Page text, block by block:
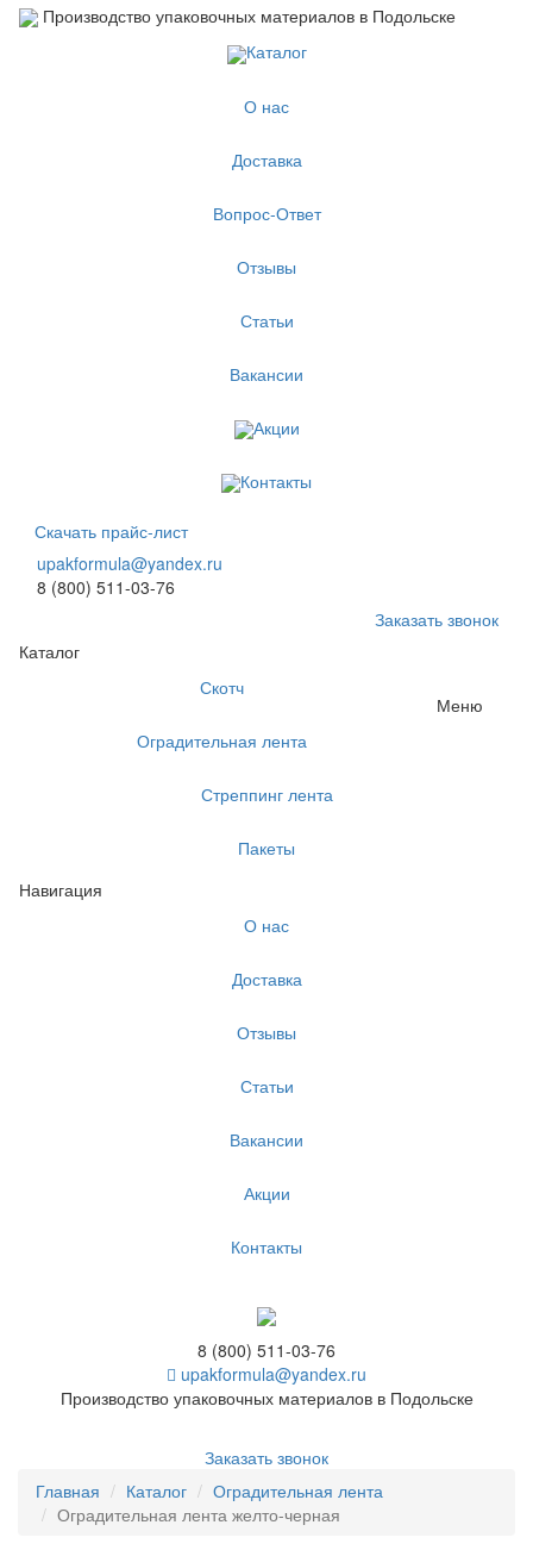
Производство упаковочных материалов в Подольске
Каталог
О нас
Доставка
Вопрос-Ответ
Отзывы
Статьи
Вакансии
Акции
Контакты
Скачать прайс-лист
upakformula@yandex.ru
8 (800) 511-03-76
Заказать звонок
Меню
Каталог
Скотч
Оградительная лента
Стреппинг лента
Пакеты
Навигация
О нас
Доставка
Отзывы
Статьи
Вакансии
Акции
Контакты
8 (800) 511-03-76
upakformula@yandex.ru
Производство упаковочных материалов в Подольске
Заказать звонок
Главная
Каталог
Оградительная лента
Оградительная лента желто-черная